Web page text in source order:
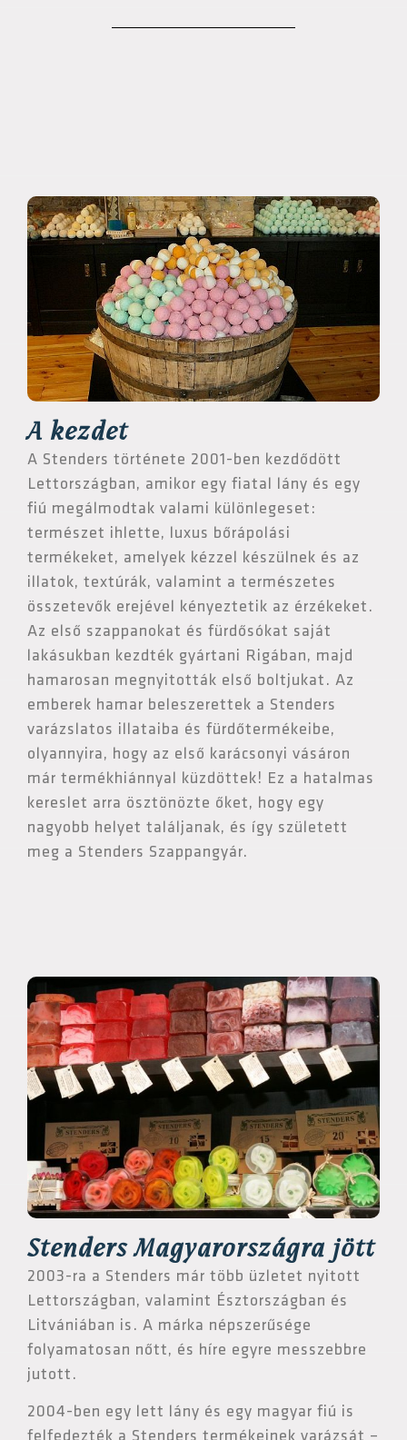
A kezdet
A Stenders története 2001-ben kezdődött
Lettországban, amikor egy fiatal lány és egy
fiú megálmodtak valami különlegeset:
természet ihlette, luxus bőrápolási
termékeket, amelyek kézzel készülnek és az
illatok, textúrák, valamint a természetes
összetevők erejével kényeztetik az érzékeket.
Az első szappanokat és fürdősókat saját
lakásukban kezdték gyártani Rigában, majd
hamarosan megnyitották első boltjukat. Az
emberek hamar beleszerettek a Stenders
varázslatos illataiba és fürdőtermékeibe,
olyannyira, hogy az első karácsonyi vásáron
már termékhiánnyal küzdöttek! Ez a hatalmas
kereslet arra ösztönözte őket, hogy egy
nagyobb helyet találjanak, és így született
meg a Stenders Szappangyár.
Stenders Magyarországra jött
2003-ra a Stenders már több üzletet nyitott
Lettországban, valamint Észtországban és
Litvániában is. A márka népszerűsége
folyamatosan nőtt, és híre egyre messzebbre
jutott.
2004-ben egy lett lány és egy magyar fiú is
felfedezték a Stenders termékeinek varázsát –